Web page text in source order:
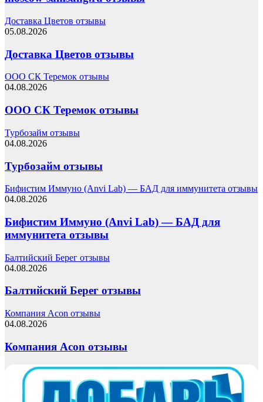
Доставка Цветов отзывы
05.08.2026
Доставка Цветов отзывы
ООО СК Теремок отзывы
04.08.2026
ООО СК Теремок отзывы
Турбозайм отзывы
04.08.2026
Турбозайм отзывы
Бифистим Иммуно (Anvi Lab) — БАД для иммунитета отзывы
04.08.2026
Бифистим Иммуно (Anvi Lab) — БАД для
иммунитета отзывы
Балтийский Берег отзывы
04.08.2026
Балтийский Берег отзывы
Компания Acon отзывы
04.08.2026
Компания Acon отзывы